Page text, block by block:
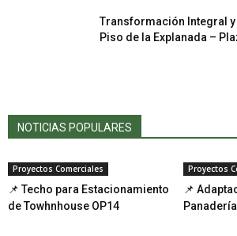
Transformación Integral y
Piso de la Explanada –
NOTICIAS POPULARES
Proyectos Comerciales
📌 Techo para Estacionamiento
de Towhnhouse OP14
Proyectos
📌
Panadería